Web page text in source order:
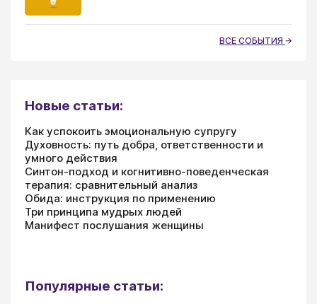
ВСЕ СОБЫТИЯ
Новые статьи:
Как успокоить эмоциональную супругу
Духовность: путь добра, ответственности и
умного действия
Синтон-подход и когнитивно-поведенческая
терапия: сравнительный анализ
Обида: инструкция по применению
Три принципа мудрых людей
Манифест послушания женщины
Популярные статьи: